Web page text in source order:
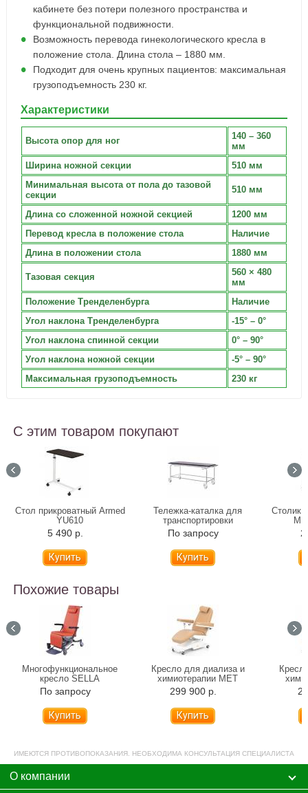
кабинете без потери полезного пространства и
функциональной подвижности.
Возможность перевода гинекологического кресла в
положение стола. Длина стола – 1880 мм.
Подходит для очень крупных пациентов: максимальная
грузоподъемность 230 кг.
Характеристики
Высота опор для ног
140 – 360
мм
Ширина ножной секции
510 мм
Минимальная высота от пола до тазовой
секции
510 мм
Длина со сложенной ножной секцией
1200 мм
Перевод кресла в положение стола
Наличие
Длина в положении стола
1880 мм
Тазовая секция
560 × 480
мм
Положение Тренделенбурга
Наличие
Угол наклона Тренделенбурга
-15° – 0°
Угол наклона спинной секции
0° – 90°
Угол наклона ножной секции
-5° – 90°
Максимальная грузоподъемность
230 кг
С этим товаром покупают
Стол прикроватный Armed
YU610
5 490 р.
Тележка-каталка для
транспортировки
пациентов Медицинофф E-
2 05998
По запросу
Столик
Похожие товары
Многофункциональное
кресло SELLA
По запросу
Купить
Кресло для диализа и
химиотерапии МЕТ
МРК-120
299 900 р.
ИМЕЮТСЯ ПРОТИВОПОКАЗАНИЯ. НЕОБХОДИМА КОНСУЛЬТАЦИЯ СПЕЦИАЛИСТА
О компании